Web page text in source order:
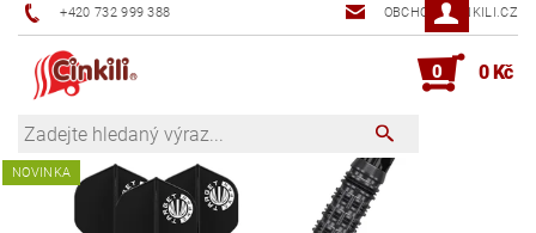
+420 732 999 388 OBCHOD@CINKILI.CZ
0 0 Kč
NOVINKA